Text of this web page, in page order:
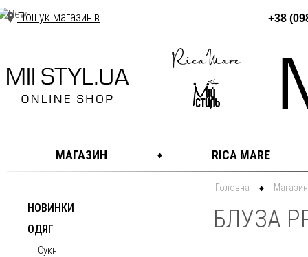
Пошук магазинів +38
МАГАЗИН RICA MARE
НОВИНКИ
ОДЯГ
Сукні
Головна Магазин
БЛУЗА